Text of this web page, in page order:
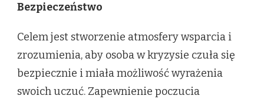
Bezpieczeństwo
Celem jest stworzenie atmosfery wsparcia i
zrozumienia, aby osoba w kryzysie czuła się
bezpiecznie i miała możliwość wyrażenia
swoich uczuć. Zapewnienie poczucia